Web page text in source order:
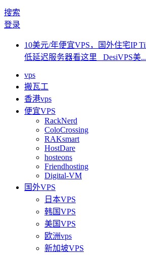
搜索
登录
10美元/年便宜VPS，国外住宅IP
低延迟服务器看这里 DesiVPS美...
vps
搬瓦工
香港vps
便宜VPS
RackNerd
ColoCrossing
RAKsmart
HostDare
hosteons
Friendhosting
Digital-VM
国外VPS
日本VPS
韩国VPS
美国VPS
欧洲vps
新加坡VPS